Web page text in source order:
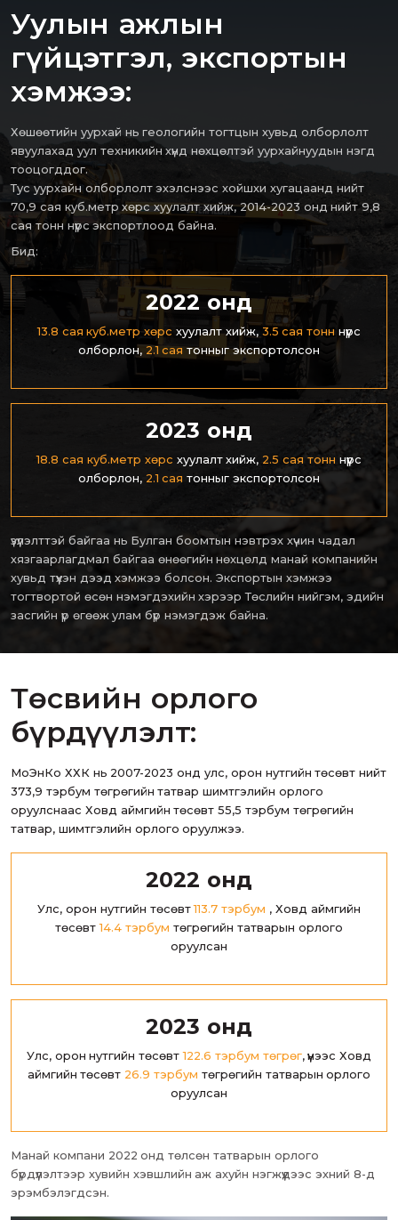
Уулын ажлын
гүйцэтгэл, экспортын
хэмжээ:
Хөшөөтийн уурхай нь геологийн тогтцын хувьд олборлолт
явуулахад уул техникийн хүнд нөхцөлтэй уурхайнуудын нэгд
тооцогддог.
Тус уурхайн олборлолт эхэлснээс хойшхи хугацаанд нийт
70,9 сая куб.метр хөрс хуулалт хийж, 2014-2023 онд нийт 9,8
сая тонн нүүрс экспортлоод байна.
Бид:
2022 онд
13.8 сая куб.метр хөрс хуулалт хийж, 3.5 сая тонн нүүрс
олборлон, 2.1 саятонныг экспортолсон
2023 онд
18.8 сая куб.метр хөрс хуулалт хийж, 2.5 сая тонн нүүрс
олборлон, 2.1 сая тонныг экспортолсон
үзүүлэлттэй байгаа нь Булган боомтын нэвтрэх хүчин чадал
хязгаарлагдмал байгаа өнөөгийн нөхцөлд манай компанийн
хувьд түүхэн дээд хэмжээ болсон. Экспортын хэмжээ
тогтвортой өсөн нэмэгдэхийн хэрээр Төслийн нийгэм, эдийн
засгийн үр өгөөж улам бүр нэмэгдэж байна.
Төсвийн орлого
бүрдүүлэлт:
МоЭнКо ХХК нь 2007-2023 онд улс, орон нутгийн төсөвт нийт
373,9 тэрбум төгрөгийн татвар шимтгэлийн орлого
оруулснаас Ховд аймгийн төсөвт 55,5 тэрбум төгрөгийн
татвар, шимтгэлийн орлого оруулжээ.
2022 онд
Улс, орон нутгийн төсөвт113.7 тэрбум , Ховд аймгийн
төсөвт14.4 тэрбум төгрөгийн татварын орлого
оруулсан
2023 онд
Улс, орон нутгийн төсөвт 122.6 тэрбум төгрөг, үүнээс Ховд
аймгийн төсөвт 26.9 тэрбум төгрөгийн татварын орлого
оруулсан
Манай компани 2022 онд төлсөн татварын орлого
бүрдүүлэлтээр хувийн хэвшлийн аж ахуйн нэгжүүдээс эхний 8-д
эрэмбэлэгдсэн.